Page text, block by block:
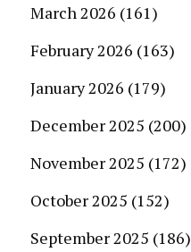
March 2026 (161)
February 2026 (163)
January 2026 (179)
December 2025 (200)
November 2025 (172)
October 2025 (152)
September 2025 (186)